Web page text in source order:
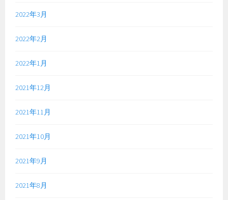
2022年3月
2022年2月
2022年1月
2021年12月
2021年11月
2021年10月
2021年9月
2021年8月